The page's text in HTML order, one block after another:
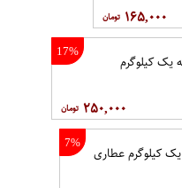
۱۶۵,۰۰۰
17%
کیلوگرم
۲۵۰,۰۰۰
7%
کیلوگرم عطاری